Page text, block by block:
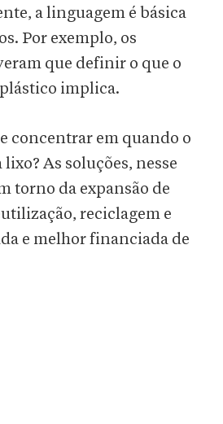
a linguagem é básica
Por exemplo, os
que definir o que o
implica.
concentrar em quando o
As soluções, nesse
torno da expansão de
reciclagem e
e melhor financiada de